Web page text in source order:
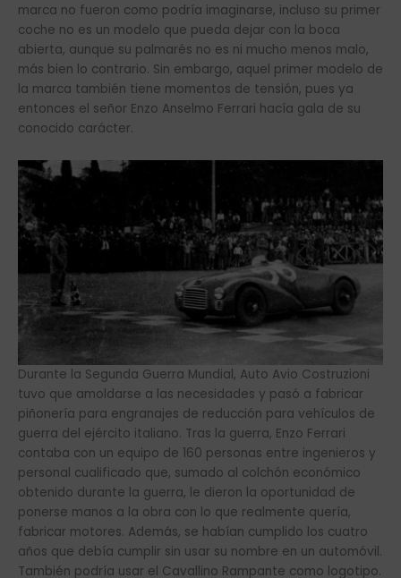
marca no fueron como podría imaginarse, incluso su primer
coche no es un modelo que pueda dejar con la boca
abierta, aunque su palmarés no es ni mucho menos malo,
más bien lo contrario. Sin embargo, aquel primer modelo de
la marca también tiene momentos de tensión, pues ya
entonces el señor Enzo Anselmo Ferrari hacía gala de su
conocido carácter.
Durante la Segunda Guerra Mundial, Auto Avio Costruzioni
tuvo que amoldarse a las necesidades y pasó a fabricar
piñonería para engranajes de reducción para vehículos de
guerra del ejército italiano. Tras la guerra, Enzo Ferrari
contaba con un equipo de 160 personas entre ingenieros y
personal cualificado que, sumado al colchón económico
obtenido durante la guerra, le dieron la oportunidad de
ponerse manos a la obra con lo que realmente quería,
fabricar motores. Además, se habían cumplido los cuatro
años que debía cumplir sin usar su nombre en un automóvil.
También podría usar el Cavallino Rampante como logotipo.